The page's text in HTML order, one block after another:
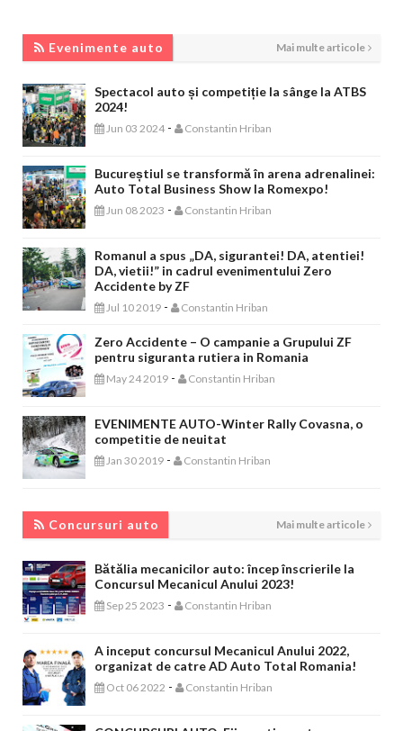
Evenimente auto Mai multe articole
Spectacol auto și competiție la sânge la ATBS
2024!
Jun 03 2024 - Constantin Hriban
Bucureștiul se transformă în arena adrenalinei:
Auto Total Business Show la Romexpo!
Jun 08 2023 - Constantin Hriban
Romanul a spus „DA, sigurantei! DA, atentiei!
DA, vietii!” in cadrul evenimentului Zero
Accidente by ZF
Jul 10 2019 - Constantin Hriban
Zero Accidente – O campanie a Grupului ZF
pentru siguranta rutiera in Romania
May 24 2019 - Constantin Hriban
EVENIMENTE AUTO-Winter Rally Covasna, o
competitie de neuitat
Jan 30 2019 - Constantin Hriban
Concursuri auto Mai multe articole
Bătălia mecanicilor auto: încep înscrierile la
Concursul Mecanicul Anului 2023!
Sep 25 2023 - Constantin Hriban
A inceput concursul Mecanicul Anului 2022,
organizat de catre AD Auto Total Romania!
Oct 06 2022 - Constantin Hriban